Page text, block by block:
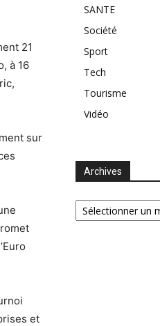
21
à 16
sur
et
SANTE
Société
Sport
Tech
Tourisme
Vidéo
Archives
Archives